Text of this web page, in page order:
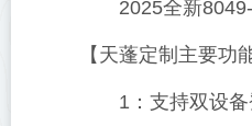
2025全新8049-
【天蓬定制主要功
1：支持双设备